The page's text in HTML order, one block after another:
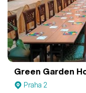
Green Garden
Praha 2